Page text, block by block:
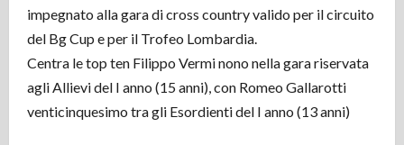
impegnato alla gara di cross country valido per il circuito
del Bg Cup e per il Trofeo Lombardia.
Centra le top ten Filippo Vermi nono nella gara riservata
agli Allievi del I anno (15 anni), con Romeo Gallarotti
venticinquesimo tra gli Esordienti del I anno (13 anni)